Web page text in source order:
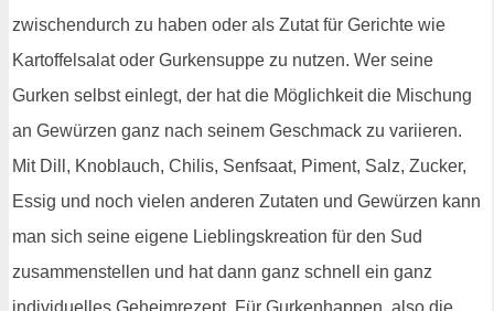
zwischendurch zu haben oder als Zutat für Gerichte wie
Kartoffelsalat oder Gurkensuppe zu nutzen. Wer seine
Gurken selbst einlegt, der hat die Möglichkeit die Mischung
an Gewürzen ganz nach seinem Geschmack zu variieren.
Mit Dill, Knoblauch, Chilis, Senfsaat, Piment, Salz, Zucker,
Essig und noch vielen anderen Zutaten und Gewürzen kann
man sich seine eigene Lieblingskreation für den Sud
zusammenstellen und hat dann ganz schnell ein ganz
individuelles Geheimrezept. Für Gurkenhappen, also die